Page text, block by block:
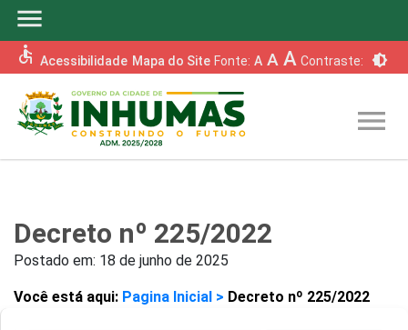
menu
accessible Acessibilidade Mapa do Site Fonte: A A A Contraste: brightness_6
menu
Decreto nº 225/2022
Postado em: 18 de junho de 2025
Você está aqui: Pagina Inicial > Decreto nº 225/2022